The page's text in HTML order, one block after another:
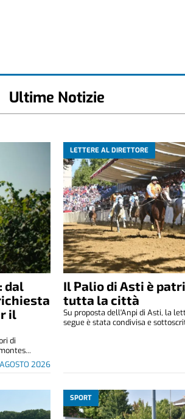
Ultime Notizie
dal
il
2026
di
LETTERE AL DIRETTORE
Il Palio di Asti è
tutta la città
Su proposta dell'Anpi di Asti, la
segue è stata condivisa e
SPORT